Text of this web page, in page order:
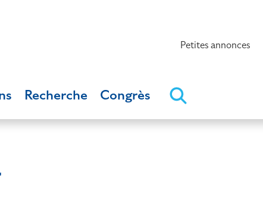
Petites annonces
Recherche Congrès